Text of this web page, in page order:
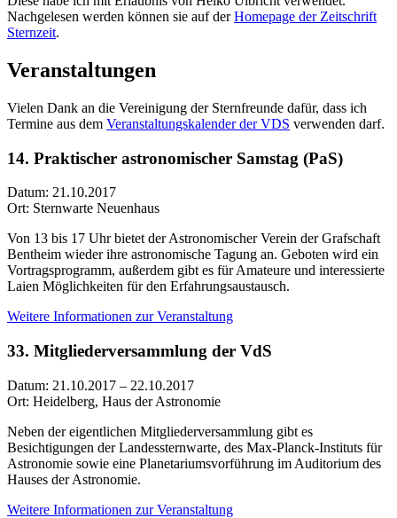
Nachgelesen werden können sie auf derHomepage der Zeitschrift
Sternzeit.
Veranstaltungen
Vielen Dank an die Vereinigung der Sternfreunde dafür, dass ich
Termine aus dem Veranstaltungskalender der VDS verwenden darf.
14. Praktischer astronomischer Samstag (PaS)
Datum: 21.10.2017
Ort: Sternwarte Neuenhaus
Von 13 bis 17 Uhr bietet der Astronomischer Verein der Grafschaft
Bentheim wieder ihre astronomische Tagung an. Geboten wird ein
Vortragsprogramm, außerdem gibt es für Amateure und interessierte
Laien Möglichkeiten für den Erfahrungsaustausch.
Weitere Informationen zur Veranstaltung
33. Mitgliederversammlung der VdS
Datum: 21.10.2017 – 22.10.2017
Ort: Heidelberg, Haus der Astronomie
Neben der eigentlichen Mitgliederversammlung gibt es
Besichtigungen der Landessternwarte, des Max-Planck-Instituts für
Astronomie sowie eine Planetariumsvorführung im Auditorium des
Hauses der Astronomie.
Weitere Informationen zur Veranstaltung